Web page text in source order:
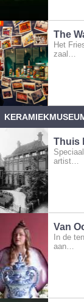
The
Het
zaal…
Thuis
artist…
Van
In de
aan…